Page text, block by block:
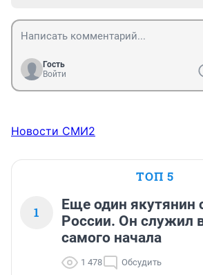
Гость
Войти
Новости СМИ2
ТОП 5
1
Еще один якутянин
России. Он служил
самого начала
1 478 Обсудить